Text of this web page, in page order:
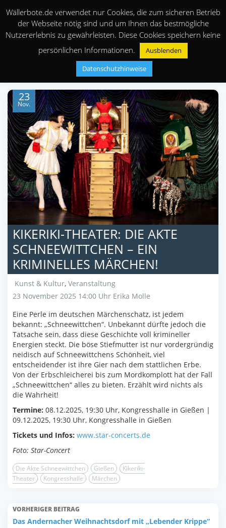
23
Nov.
KIKERIKI-THEATER: DIE AKTE
SCHNEEWITTCHEN – EIN
KRIMINELLES MÄRCHEN!
Kunst & Kultur, Veranstaltung
23 November 2025 14:00 Uhr Erika Molle
Eine Perle im deutschen Märchenschatz, ist jedem
bekannt: „Schneewittchen“. Unbekannt dürfte jedoch die
Tatsache sein, dass diese Geschichte voll krimineller
Energien steckt. Die böse Stiefmutter ist nur vordergründig
neidisch auf Schneewittchens Schönheit, viel
entscheidender ist ihre Gier nach dem stattlichen Erbe.
Von der Erbschleicherei bis zum Mordkomplott hat der Fall
„Schneewittchen“ alles zu bieten. Erzählt wird nichts als
die Wahrheit!
Termine: 08.12.2025, 19:30 Uhr, Kongresshalle in Gießen |
09.12.2025, 19:30 Uhr, Kongresshalle in Gießen
Tickets und Infos: www.star-concerts.de
Foto: Star-Concert
Die Akte Schneewittchen Gießen
Kikeriki-
Theater
Kongresshalle Märchen
VORHERIGER BEITRAG
Das Andernacher Weihnachtsdorf mit „Lebender Krippe“
Wällerbote.de verwendet nur Cookies, die zum sicheren Betrieb
der Webseite nötig sind und um Ihnen das bestmögliche
Nutzererlebnis zu gewährleisten. Diese Cookies speichern keine
persönlichen Informationen.
Ausblenden
Datenschutzhinweise